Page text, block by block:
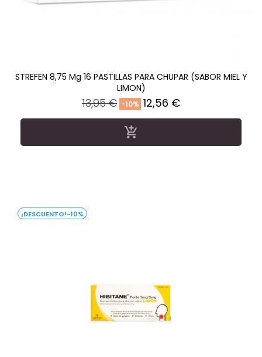
STREFEN 8,75 Mg 16 PASTILLAS PARA CHUPAR (SABOR MIEL Y
LIMON)
Precio
regular
13,95 € -10% Precio
12,56 €

-10%